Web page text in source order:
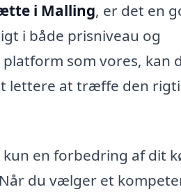
i Malling, er det en
i både prisniveau og
som vores, kan
lettere at træffe den
en forbedring af dit
du vælger et